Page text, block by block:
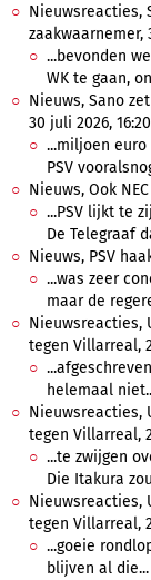
Nieuwsreacties,
zaakwaarnemer,
...bevonden
WK te gaan,
Nieuws, Sano
30 juli 2026,
...miljoen euro
PSV
Nieuws, Ook
...PSV lijkt te
De Telegraaf
Nieuws, PSV
...was zeer
maar de
Nieuwsreacties,
tegen Villarreal,
helemaal
Nieuwsreacties,
tegen Villarreal,
...te zwijgen
Die Itakura
Nieuwsreacties,
tegen Villarreal,
...goeie
blijven al die...